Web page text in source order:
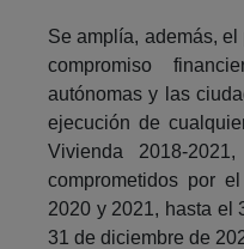
Se amplía, además,
compromiso
autónomas y las
ejecución de
Vivienda 2018-
comprometidos por
2020 y 2021, hasta el
31 de diciembre de